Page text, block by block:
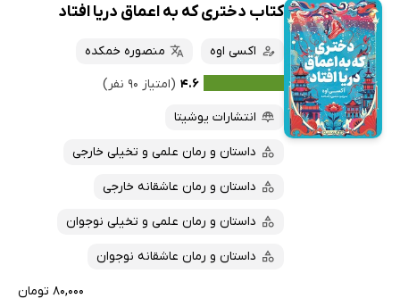
کتاب دختری که به اعماق دریا افتاد
اکسی اوه
منصوره خمکده
۴.۶ (امتیاز ۹۰ نفر)
انتشارات یوشیتا
داستان و رمان علمی و تخیلی خارجی
داستان و رمان عاشقانه خارجی
داستان و رمان علمی و تخیلی نوجوان
داستان و رمان عاشقانه نوجوان
۸۰,۰۰۰ تومان